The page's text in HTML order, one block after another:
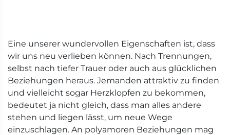
Eine unserer wundervollen Eigenschaften ist, dass
wir uns neu verlieben können. Nach Trennungen,
selbst nach tiefer Trauer oder auch aus glücklichen
Beziehungen heraus. Jemanden attraktiv zu finden
und vielleicht sogar Herzklopfen zu bekommen,
bedeutet ja nicht gleich, dass man alles andere
stehen und liegen lässt, um neue Wege
einzuschlagen. An polyamoren Beziehungen mag